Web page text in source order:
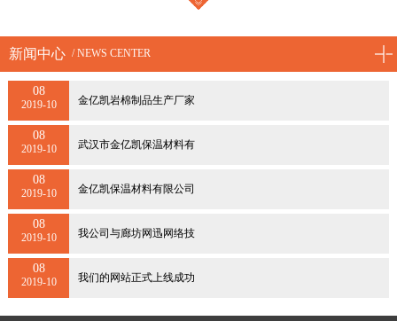
新闻中心 / NEWS CENTER
08
2019-10 金亿凯岩棉制品生产厂家
08
2019-10 武汉市金亿凯保温材料有
08
2019-10 金亿凯保温材料有限公司
08
2019-10 我公司与廊坊网迅网络技
08
2019-10 我们的网站正式上线成功